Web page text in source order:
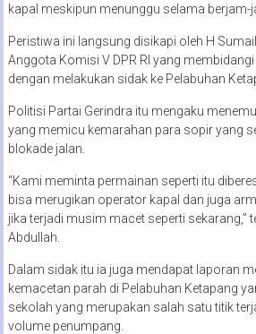
kapal meskipun menunggu selama berjam-
Peristiwa ini langsung disikapi oleh H
Anggota Komisi V DPR RI yang
dengan melakukan sidak ke Pelabuhan
Politisi Partai Gerindra itu mengaku
yang memicu kemarahan para sopir yang
blokade jalan.
“Kami meminta permainan seperti itu
bisa merugikan operator kapal dan juga
jika terjadi musim macet seperti sekarang,”
Abdullah.
Dalam sidak itu ia juga mendapat laporan
kemacetan parah di Pelabuhan Ketapang
sekolah yang merupakan salah satu titik
volume penumpang.